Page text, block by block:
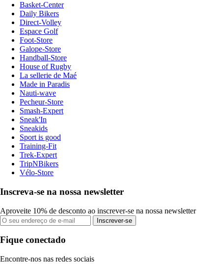
Basket-Center
Daily Bikers
Direct-Volley
Espace Golf
Foot-Store
Galope-Store
Handball-Store
House of Rugby
La sellerie de Maé
Made in Paradis
Nauti-wave
Pecheur-Store
Smash-Expert
Sneak'In
Sneakids
Sport is good
Training-Fit
Trek-Expert
TripNBikers
Vélo-Store
Inscreva-se na nossa newsletter
Aproveite 10% de desconto ao inscrever-se na nossa newsletter
Inscrever-se
Fique conectado
Encontre-nos nas redes sociais